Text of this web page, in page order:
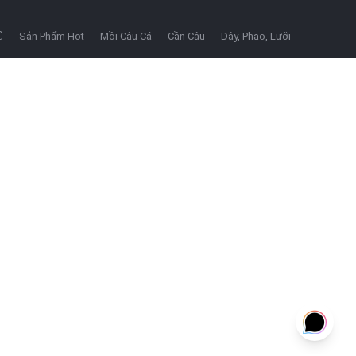
Sản Phẩm Hot Mồi Câu Cá Cần Câu Dây, Phao, Lưỡi